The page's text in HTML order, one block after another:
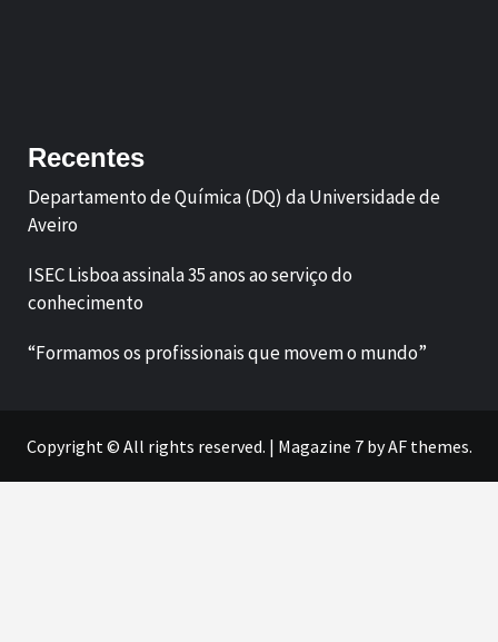
Recentes
Departamento de Química (DQ) da Universidade de
Aveiro
ISEC Lisboa assinala 35 anos ao serviço do
conhecimento
“Formamos os profissionais que movem o mundo”
Copyright © All rights reserved. | Magazine 7by AF themes.